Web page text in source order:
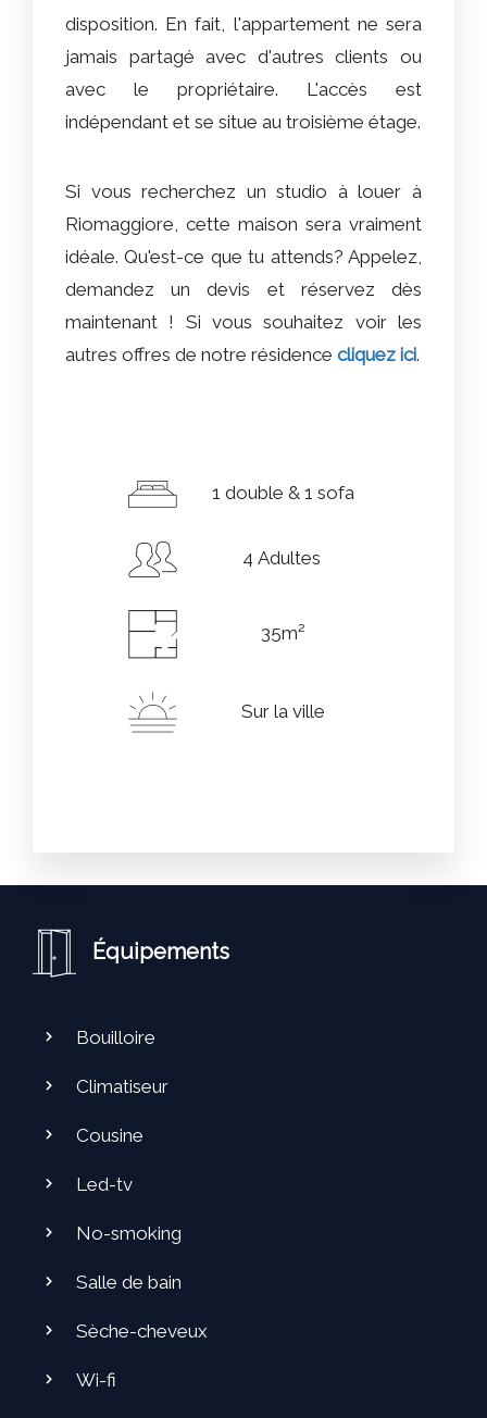
disposition. En fait, l'appartement ne sera
jamais partagé avec d'autres clients ou
avec le propriétaire. L'accès est
indépendant et se situe au troisième étage.
Si vous recherchez un studio à louer à
Riomaggiore, cette maison sera vraiment
idéale. Qu'est-ce que tu attends? Appelez,
demandez un devis et réservez dès
maintenant ! Si vous souhaitez voir les
autres offres de notre résidence cliquez ici.
1 double & 1 sofa
4 Adultes
35m²
Sur la ville
Équipements
Bouilloire
Climatiseur
Cousine
Led-tv
No-smoking
Salle de bain
Sèche-cheveux
Wi-fi